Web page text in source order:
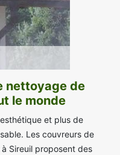
nettoyage de
le monde
et plus de
Les couvreurs de
Sireuil proposent des